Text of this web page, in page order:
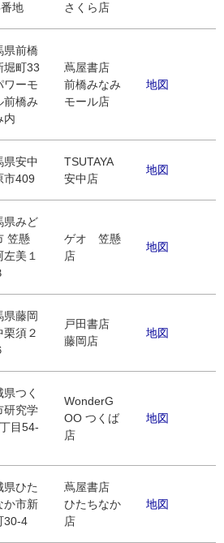
地
さくら店
県前橋
堀町33
ーモ
前橋み
内
蔦屋書店
前橋みなみ
モール店
地図
県安中
市409
TSUTAYA
安中店
地図
県みど
笠懸
美１
ゲオ 笠懸
店
地図
県藤岡
栗須２
戸田書店
藤岡店
地図
県つく
研究学
目54-
WonderG
OO つくば
店
地図
県ひた
か市新
30-4
蔦屋書店
ひたちなか
店
地図